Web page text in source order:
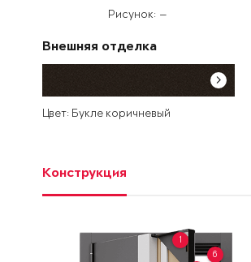
Рисунок: —
Внешняя отделка
Цвет: Букле коричневый
Конструкция
1
6